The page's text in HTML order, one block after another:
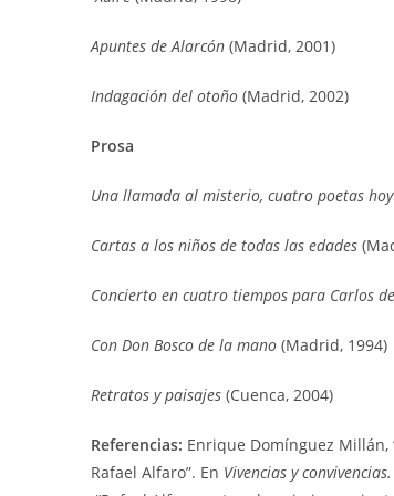
Apuntes de Alarcón (Madrid, 2001)
Indagación del otoño (Madrid, 2002)
Prosa
Una llamada al misterio, cuatro poetas hoy
Cartas a los niños de todas las edades
Concierto en cuatro tiempos para Carlos
Con Don Bosco de la mano (Madrid, 1994)
Retratos y paisajes (Cuenca, 2004)
Referencias: Enrique Domínguez Millán,
Rafael Alfaro”. En Vivencias y